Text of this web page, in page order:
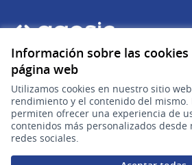
Información sobre las
página web
Utilizamos cookies en nuestro sitio
rendimiento y el contenido del mismo.
permiten ofrecer una experiencia de
contenidos más personalizados desde
redes sociales.
gub.uy
(Enlace
Sitio oficial de la República